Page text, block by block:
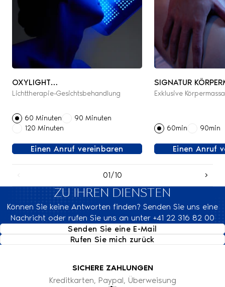
OXYLIGHT
GESICHTSBEHANDLUNG
Lichttherapie-Gesichtsbehandlung
60 Minuten
90 Minuten
120 Minuten
Einen Anruf vereinbaren
SIGNATUR
Exklusive
60min 90min
Einen Anruf
01/10
ZU IHREN DIENSTEN
Können Sie keine Antworten finden? Senden Sie uns eine
Nachricht oder rufen Sie uns an unter +41 22 316 82 00
Senden Sie eine E-Mail
Rufen Sie mich zurück
SICHERE ZAHLUNGEN
Kreditkarten, Paypal, Überweisung